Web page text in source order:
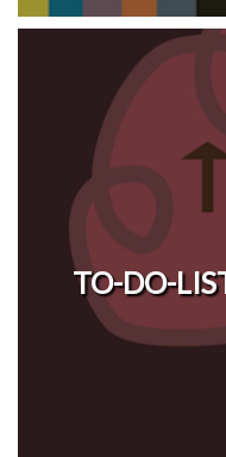
TO-DO-